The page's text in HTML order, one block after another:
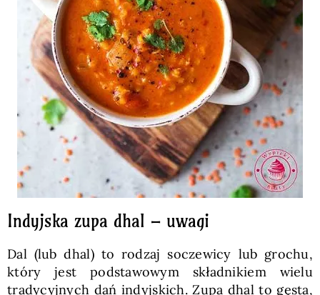
Indyjska zupa dhal – uwagi
Dal (lub dhal) to rodzaj soczewicy lub grochu,
który jest podstawowym składnikiem wielu
tradycyjnych dań indyjskich. Zupa dhal to gęsta,